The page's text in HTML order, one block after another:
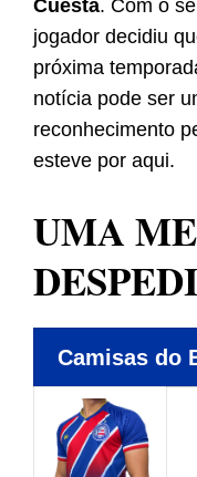
Cuesta. Com o
jogador decidiu
próxima
notícia pode ser
reconhecimento
esteve por aqui.
UMA
Camisas do